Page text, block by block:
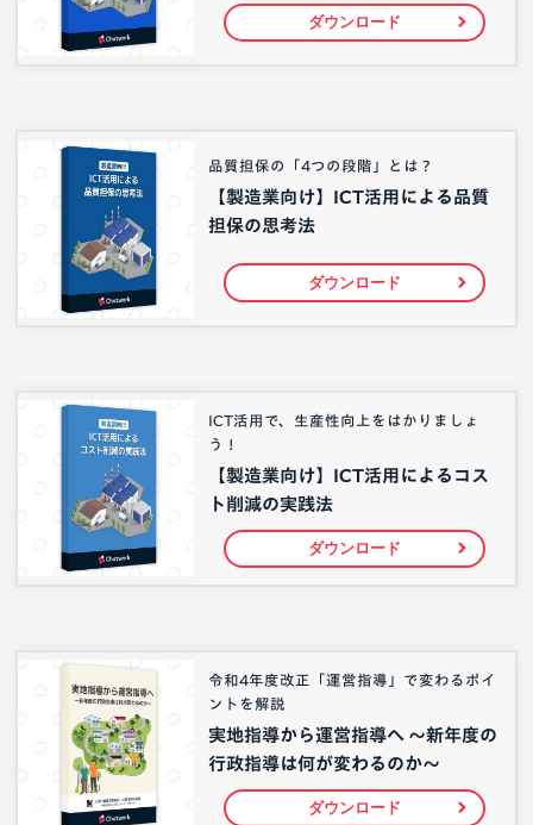
ダウンロード
品質担保の「4つの段階」とは？
【製造業向け】ICT活用による品質
担保の思考法
ダウンロード
ICT活用で、生産性向上をはかりましょ
う！
【製造業向け】ICT活用によるコス
ト削減の実践法
ダウンロード
令和4年度改正「運営指導」で変わるポイ
ントを解説
実地指導から運営指導へ 〜新年度の
行政指導は何が変わるのか〜
ダウンロード